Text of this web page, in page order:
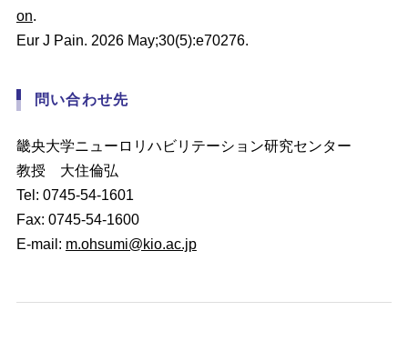
on.
Eur J Pain. 2026 May;30(5):e70276.
問い合わせ先
畿央大学ニューロリハビリテーション研究センター
教授 大住倫弘
Tel: 0745-54-1601
Fax: 0745-54-1600
E-mail: m.ohsumi@kio.ac.jp